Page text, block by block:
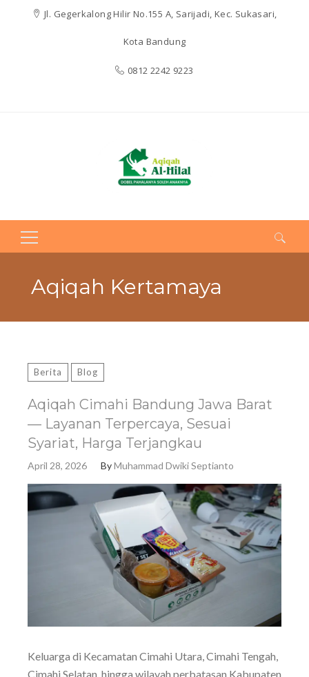
Jl. Gegerkalong Hilir No.155 A, Sarijadi, Kec. Sukasari,
Kota Bandung
0812 2242 9223
Search
Aqiqah Kertamaya
Berita Blog
Aqiqah Cimahi Bandung Jawa Barat
— Layanan Terpercaya, Sesuai
Syariat, Harga Terjangkau
April 28, 2026 ByMuhammad Dwiki Septianto
Keluarga di Kecamatan Cimahi Utara, Cimahi Tengah,
Cimahi Selatan, hingga wilayah perbatasan Kabupaten